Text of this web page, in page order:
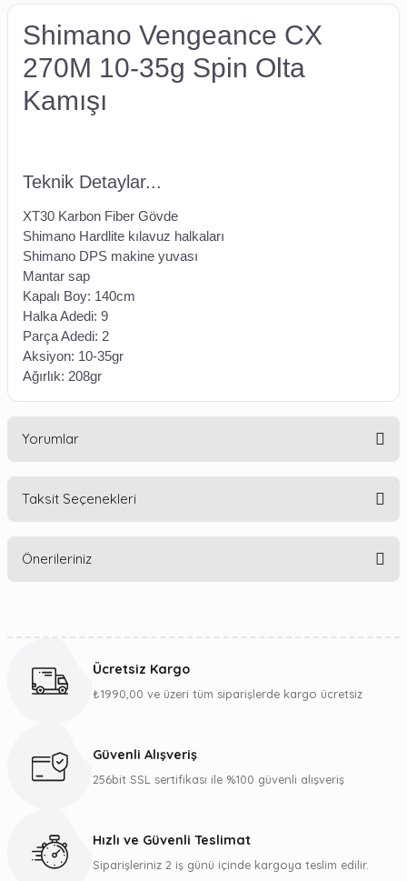
Shimano Vengeance CX
270M 10-35g Spin Olta
Kamışı
Teknik Detaylar...
XT30 Karbon Fiber Gövde
Shimano Hardlite kılavuz halkaları
Shimano DPS makine yuvası
Mantar sap
Kapalı Boy: 140cm
Halka Adedi: 9
Parça Adedi: 2
Aksiyon: 10-35gr
Ağırlık: 208gr
Yorumlar
Taksit Seçenekleri
Önerileriniz
Görüş ve önerileriniz için teşekkür ederiz.
Ürün bilgilerinde hatalar bulunuyor.
Ücretsiz Kargo
₺1990,00 ve üzeri tüm siparişlerde kargo ücretsiz
Güvenli Alışveriş
256bit SSL sertifikası ile %100 güvenli alışveriş
Hızlı ve Güvenli Teslimat
Siparişleriniz 2 iş günü içinde kargoya teslim edilir.